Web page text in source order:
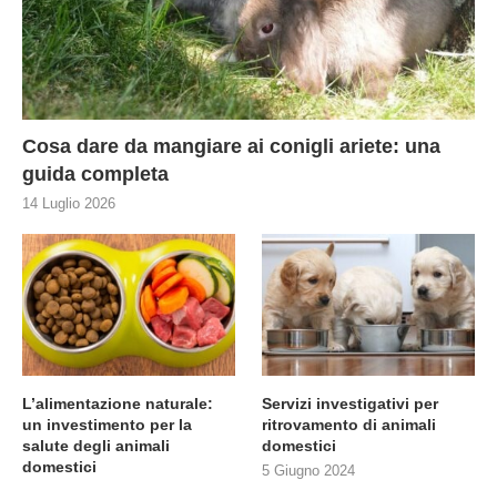
Cosa dare da mangiare ai conigli ariete: una
guida completa
14 Luglio 2026
L’alimentazione naturale:
un investimento per la
salute degli animali
domestici
Servizi investigativi per
ritrovamento di animali
domestici
5 Giugno 2024